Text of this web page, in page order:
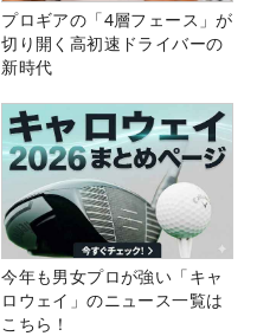
プロギアの「4層フェース」が
切り開く高初速ドライバーの
新時代
今年も男女プロが強い「キャ
ロウェイ」のニュース一覧は
こちら！